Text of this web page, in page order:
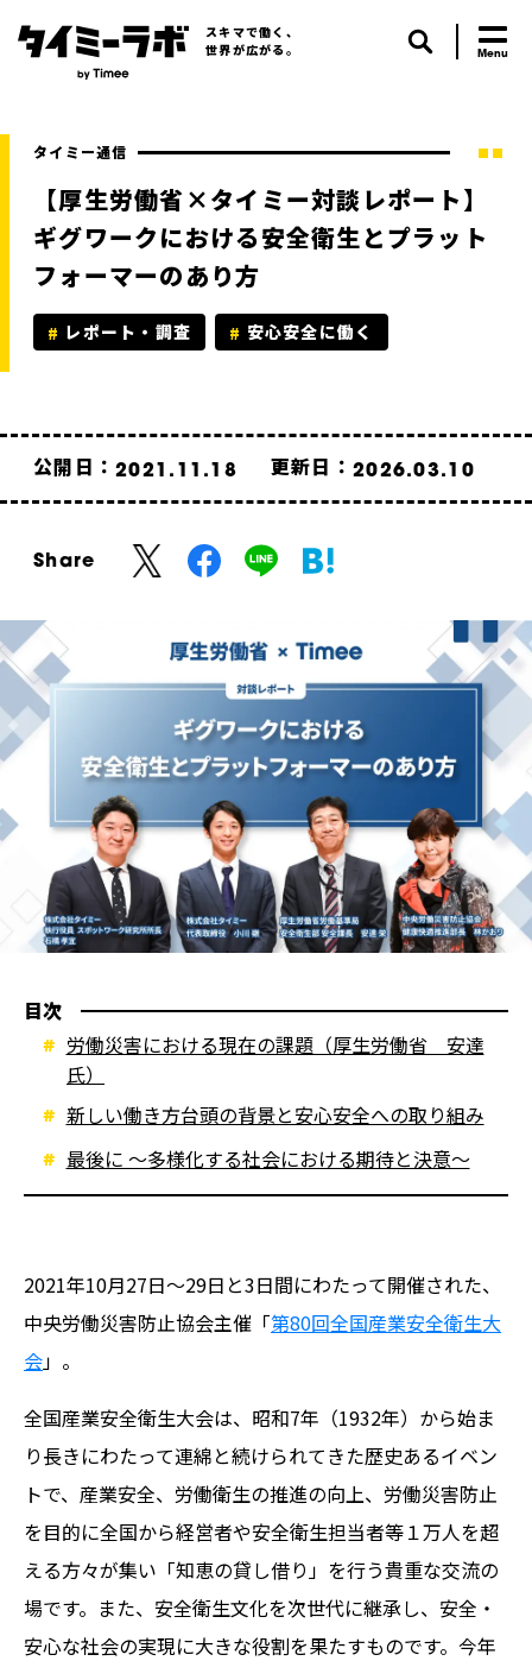
スキマで働く、
世界が広がる。
タイミー通信
【厚生労働省×タイミー対談レポート】
ギグワークにおける安全衛生とプラット
フォーマーのあり方
レポート・調査 安心安全に働く
公開日：2021.11.18 更新日：2026.03.10
Share
目次
労働災害における現在の課題（厚生労働省 安達
氏）
新しい働き方台頭の背景と安心安全への取り組み
最後に 〜多様化する社会における期待と決意〜
2021年10月27日〜29日と3日間にわたって開催された、
中央労働災害防止協会主催「第80回全国産業安全衛生大
会」。
全国産業安全衛生大会は、昭和7年（1932年）から始ま
り長きにわたって連綿と続けられてきた歴史あるイベン
トで、産業安全、労働衛生の推進の向上、労働災害防止
を目的に全国から経営者や安全衛生担当者等１万人を超
える方々が集い「知恵の貸し借り」を行う貴重な交流の
場です。また、安全衛生文化を次世代に継承し、安全・
安心な社会の実現に大きな役割を果たすものです。今年